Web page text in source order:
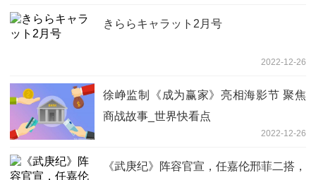
きららキャラット2月号
2022-12-26
徐峥监制《成为赢家》亮相海影节 聚焦
商战故事_世界快看点
2022-12-26
《武庚纪》阵容官宣，任嘉伦邢菲二搭，